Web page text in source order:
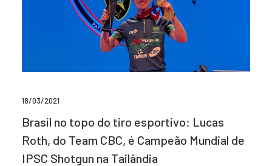
18/03/2021
Brasil no topo do tiro esportivo: Lucas
Roth, do Team CBC, é Campeão Mundial de
IPSC Shotgun na Tailândia